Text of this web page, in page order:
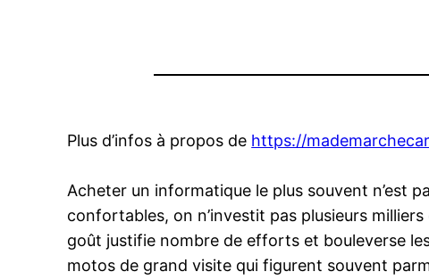
Plus d’infos à propos de https://
Acheter un informatique le plus souvent n’est
confortables, on n’investit pas plusieurs
goût justifie nombre de efforts et bouleverse
motos de grand visite qui figurent souvent